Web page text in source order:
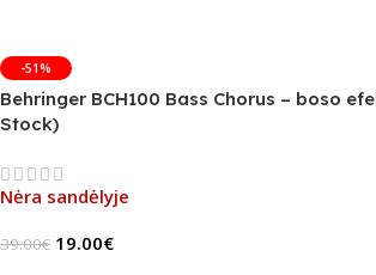
-51%
Behringer BCH100 Bass Chorus – boso
Stock)
Nėra sandėlyje
39.00€ 19.00€